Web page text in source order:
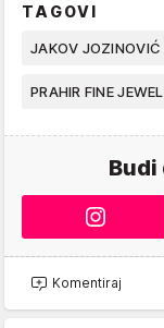
TAGOVI
JAKOV JOZINOVIĆ
PRAHIR FINE
Budi
Komentiraj